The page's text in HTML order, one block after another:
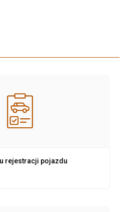
rejestracji pojazdu